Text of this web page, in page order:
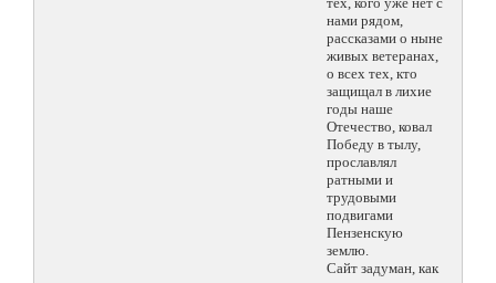
нами рядом,
рассказами о ныне
живых ветеранах,
о всех тех, кто
защищал в лихие
годы наше
Отечество, ковал
Победу в тылу,
прославлял
ратными и
трудовыми
подвигами
Пензенскую
землю.
Сайт задуман, как